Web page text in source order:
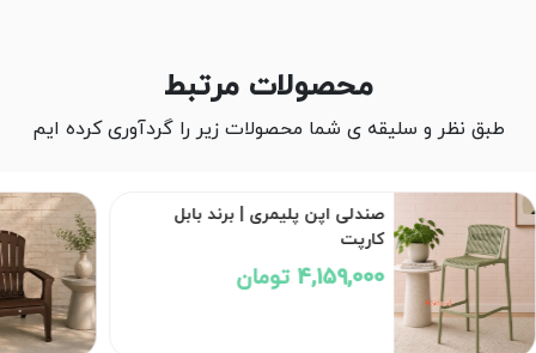
محصولات مرتبط
طبق نظر و سلیقه ی شما محصولات زیر را گردآوری کرده ایم
صندلی اپن پلیمری | برند بابل
کارپت
4,159,000 تومان